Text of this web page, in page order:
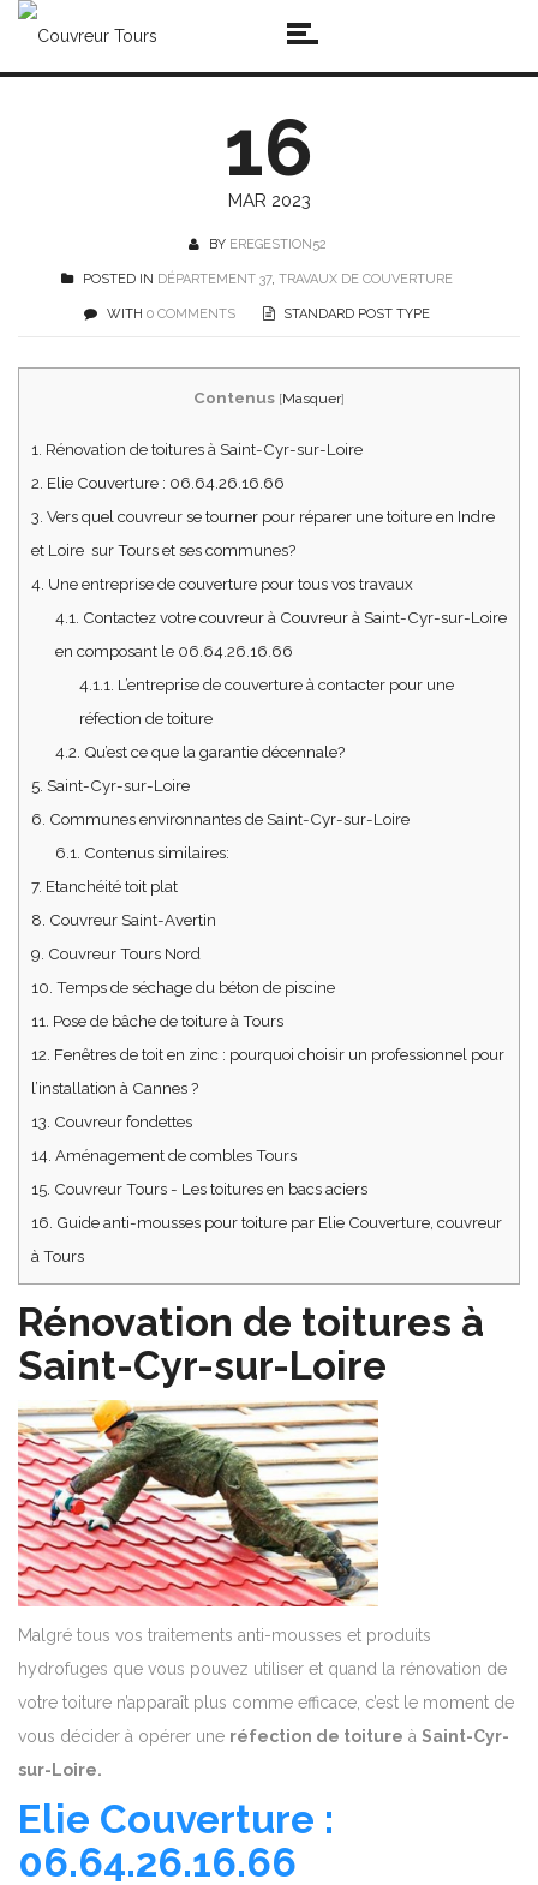
16
MAR 2023
BY EREGESTION52
POSTED IN DÉPARTEMENT 37, TRAVAUX DE COUVERTURE
WITH 0 COMMENTS STANDARD POST TYPE
Contenus [Masquer]
1. Rénovation de toitures à Saint-Cyr-sur-Loire
2. Elie Couverture : 06.64.26.16.66
3. Vers quel couvreur se tourner pour réparer une toiture en Indre
et Loire sur Tours et ses communes?
4. Une entreprise de couverture pour tous vos travaux
4.1. Contactez votre couvreur à Couvreur à Saint-Cyr-sur-Loire
en composant le 06.64.26.16.66
4.1.1. L’entreprise de couverture à contacter pour une
réfection de toiture
4.2. Qu’est ce que la garantie décennale?
5. Saint-Cyr-sur-Loire
6. Communes environnantes de Saint-Cyr-sur-Loire
6.1. Contenus similaires:
7. Etanchéité toit plat
8. Couvreur Saint-Avertin
9. Couvreur Tours Nord
10. Temps de séchage du béton de piscine
11. Pose de bâche de toiture à Tours
12. Fenêtres de toit en zinc : pourquoi choisir un professionnel pour
l’installation à Cannes ?
13. Couvreur fondettes
14. Aménagement de combles Tours
15. Couvreur Tours - Les toitures en bacs aciers
16. Guide anti-mousses pour toiture par Elie Couverture, couvreur
à Tours
Rénovation de toitures à
Saint-Cyr-sur-Loire
Malgré tous vos traitements anti-mousses et produits
hydrofuges que vous pouvez utiliser et quand la rénovation de
votre toiture n’apparaît plus comme efficace, c’est le moment de
vous décider à opérer une réfection de toiture à Saint-Cyr-
sur-Loire.
Elie Couverture :
06.64.26.16.66